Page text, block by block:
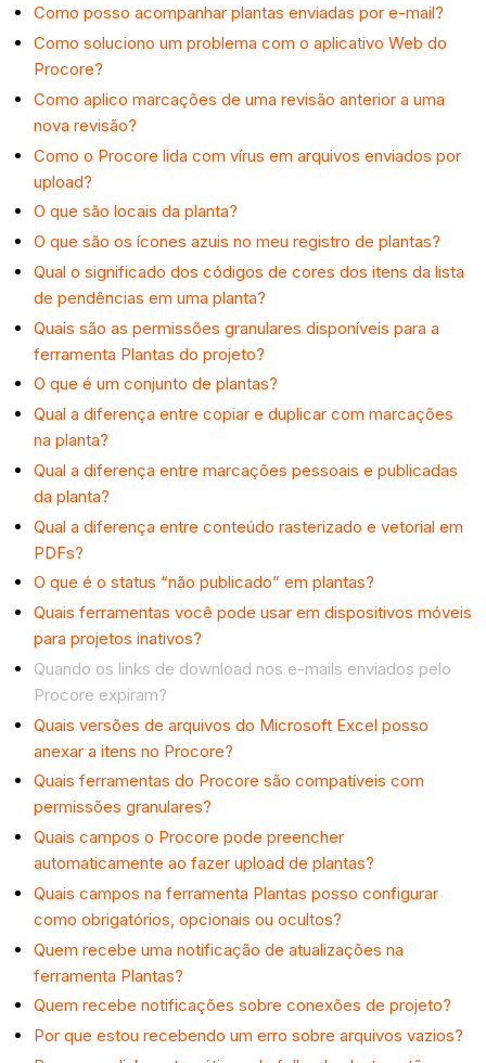
Como posso acompanhar plantas enviadas por e-mail?
Como soluciono um problema com o aplicativo Web do
Procore?
Como aplico marcações de uma revisão anterior a uma
nova revisão?
Como o Procore lida com vírus em arquivos enviados por
upload?
O que são locais da planta?
O que são os ícones azuis no meu registro de plantas?
Qual o significado dos códigos de cores dos itens da lista
de pendências em uma planta?
Quais são as permissões granulares disponíveis para a
ferramenta Plantas do projeto?
O que é um conjunto de plantas?
Qual a diferença entre copiar e duplicar com marcações
na planta?
Qual a diferença entre marcações pessoais e publicadas
da planta?
Qual a diferença entre conteúdo rasterizado e vetorial em
PDFs?
O que é o status “não publicado” em plantas?
Quais ferramentas você pode usar em dispositivos móveis
para projetos inativos?
Quando os links de download nos e-mails enviados pelo
Procore expiram?
Quais versões de arquivos do Microsoft Excel posso
anexar a itens no Procore?
Quais ferramentas do Procore são compatíveis com
permissões granulares?
Quais campos o Procore pode preencher
automaticamente ao fazer upload de plantas?
Quais campos na ferramenta Plantas posso configurar
como obrigatórios, opcionais ou ocultos?
Quem recebe uma notificação de atualizações na
ferramenta Plantas?
Quem recebe notificações sobre conexões de projeto?
Por que estou recebendo um erro sobre arquivos vazios?